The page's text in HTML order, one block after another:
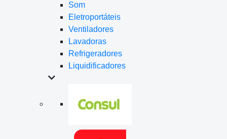
Som
Eletroportáteis
Ventiladores
Lavadoras
Refrigeradores
Liquidificadores